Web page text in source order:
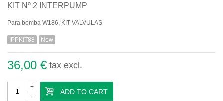
KIT Nº 2 INTERPUMP
Para bomba W186, KIT VALVULAS
IPPKIT88 New
36,00 € tax excl.
-
+
ADD TO CART